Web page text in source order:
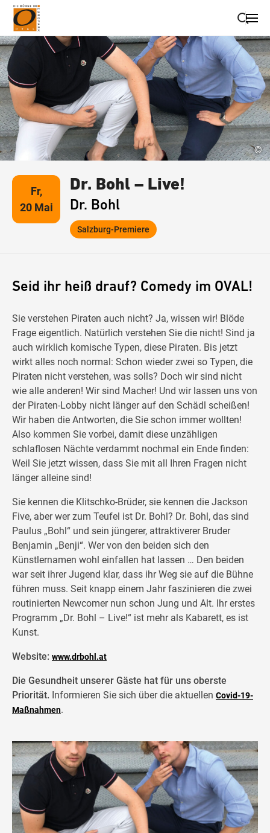
Suche schließen
Wegbeschreibung erhalten
©
Fr,
20 Mai
Dr. Bohl – Live!
Dr. Bohl
Salzburg-Premiere
Seid ihr heiß drauf? Comedy im OVAL!
Sie verstehen Piraten auch nicht? Ja, wissen wir! Blöde
Frage eigentlich. Natürlich verstehen Sie die nicht! Sind ja
auch wirklich komische Typen, diese Piraten. Bis jetzt
wirkt alles noch normal: Schon wieder zwei so Typen, die
Piraten nicht verstehen, was solls? Doch wir sind nicht
wie alle anderen! Wir sind Macher! Und wir lassen uns von
der Piraten-Lobby nicht länger auf den Schädl scheißen!
Wir haben die Antworten, die Sie schon immer wollten!
Also kommen Sie vorbei, damit diese unzähligen
schlaflosen Nächte verdammt nochmal ein Ende finden:
Weil Sie jetzt wissen, dass Sie mit all Ihren Fragen nicht
länger alleine sind!
Sie kennen die Klitschko-Brüder, sie kennen die Jackson
Five, aber wer zum Teufel ist Dr. Bohl? Dr. Bohl, das sind
Paulus „Bohl“ und sein jüngerer, attraktiverer Bruder
Benjamin „Benji“. Wer von den beiden sich den
Künstlernamen wohl einfallen hat lassen … Den beiden
war seit ihrer Jugend klar, dass ihr Weg sie auf die Bühne
führen muss. Seit knapp einem Jahr faszinieren die zwei
routinierten Newcomer nun schon Jung und Alt. Ihr erstes
Programm „Dr. Bohl – Live!“ ist mehr als Kabarett, es ist
Kunst.
Website: www.drbohl.at
Die Gesundheit unserer Gäste hat für uns oberste
Priorität. Informieren Sie sich über die aktuellen Covid-19-
Maßnahmen.